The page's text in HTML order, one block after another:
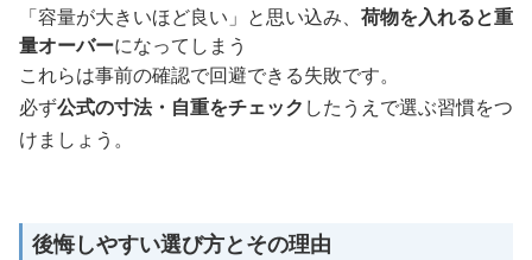
「容量が大きいほど良い」と思い込み、 荷物を入れると重
量オーバーになってしまう
これらは事前の確認で回避できる失敗です。
必ず公式の寸法・自重をチェック したうえで選ぶ習慣をつ
けましょう。
後悔しやすい選び方とその理由